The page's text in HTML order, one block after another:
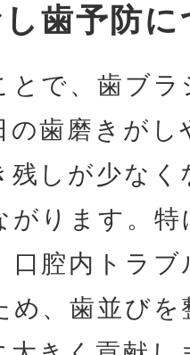
歯予防
とで、歯ブ
の歯磨きが
残しが少な
がります。
口腔内トラ
め、歯並び